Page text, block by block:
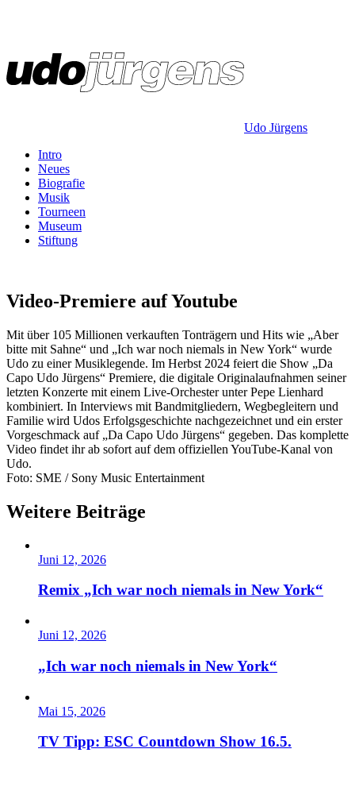
Udo Jürgens
Intro
Neues
Biografie
Musik
Tourneen
Museum
Stiftung
Video-Premiere auf Youtube
Mit über 105 Millionen verkauften Tonträgern und Hits wie „Aber
bitte mit Sahne“ und „Ich war noch niemals in New York“ wurde
Udo zu einer Musiklegende. Im Herbst 2024 feiert die Show „Da
Capo Udo Jürgens“ Premiere, die digitale Originalaufnahmen seiner
letzten Konzerte mit einem Live-Orchester unter Pepe Lienhard
kombiniert. In Interviews mit Bandmitgliedern, Wegbegleitern und
Familie wird Udos Erfolgsgeschichte nachgezeichnet und ein erster
Vorgeschmack auf „Da Capo Udo Jürgens“ gegeben. Das komplette
Video findet ihr ab sofort auf dem offiziellen YouTube-Kanal von
Udo.
Foto: SME / Sony Music Entertainment
Weitere Beiträge
Juni 12, 2026
Remix „Ich war noch niemals in New York“
Juni 12, 2026
„Ich war noch niemals in New York“
Mai 15, 2026
TV Tipp: ESC Countdown Show 16.5.